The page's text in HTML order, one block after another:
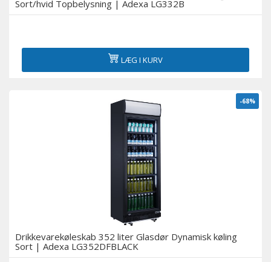
Sort/hvid Topbelysning | Adexa LG332B
LÆG I KURV
-68%
Drikkevarekøleskab 352 liter Glasdør Dynamisk køling
Sort | Adexa LG352DFBLACK